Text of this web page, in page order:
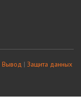
Вывод | Защита данных